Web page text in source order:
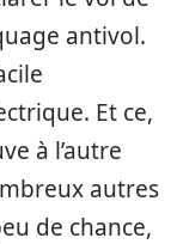
antivol.
Et ce,
à l’autre
autres
de chance,